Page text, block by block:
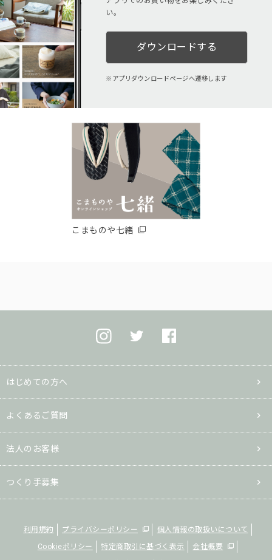
い。
ダウンロードする
アプリダウンロードページへ遷移します
こまものや七緒
はじめての方へ
よくあるご質問
法人のお客様
つくり手募集
利用規約 プライバシーポリシー
個人情報の取扱いについて
Cookieポリシー
特定商取引に基づく表示
会社概要